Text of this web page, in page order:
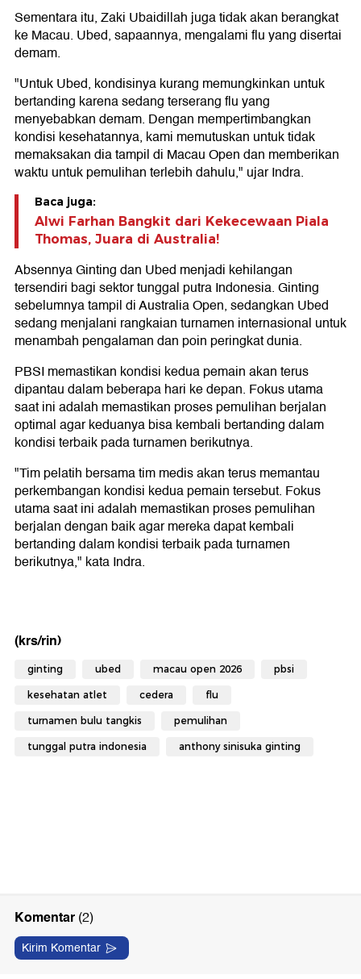
Sementara itu, Zaki Ubaidillah juga tidak akan berangkat
ke Macau. Ubed, sapaannya, mengalami flu yang disertai
demam.
"Untuk Ubed, kondisinya kurang memungkinkan untuk
bertanding karena sedang terserang flu yang
menyebabkan demam. Dengan mempertimbangkan
kondisi kesehatannya, kami memutuskan untuk tidak
memaksakan dia tampil di Macau Open dan memberikan
waktu untuk pemulihan terlebih dahulu," ujar Indra.
Baca juga:
Alwi Farhan Bangkit dari Kekecewaan Piala
Thomas, Juara di Australia!
Absennya Ginting dan Ubed menjadi kehilangan
tersendiri bagi sektor tunggal putra Indonesia. Ginting
sebelumnya tampil di Australia Open, sedangkan Ubed
sedang menjalani rangkaian turnamen internasional untuk
menambah pengalaman dan poin peringkat dunia.
PBSI memastikan kondisi kedua pemain akan terus
dipantau dalam beberapa hari ke depan. Fokus utama
saat ini adalah memastikan proses pemulihan berjalan
optimal agar keduanya bisa kembali bertanding dalam
kondisi terbaik pada turnamen berikutnya.
"Tim pelatih bersama tim medis akan terus memantau
perkembangan kondisi kedua pemain tersebut. Fokus
utama saat ini adalah memastikan proses pemulihan
berjalan dengan baik agar mereka dapat kembali
bertanding dalam kondisi terbaik pada turnamen
berikutnya," kata Indra.
(krs/rin)
ginting ubed macau open 2026 pbsi
kesehatan atlet cedera flu
turnamen bulu tangkis pemulihan
tunggal putra indonesia anthony sinisuka ginting